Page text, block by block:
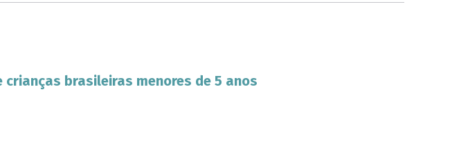
crianças brasileiras menores de 5 anos